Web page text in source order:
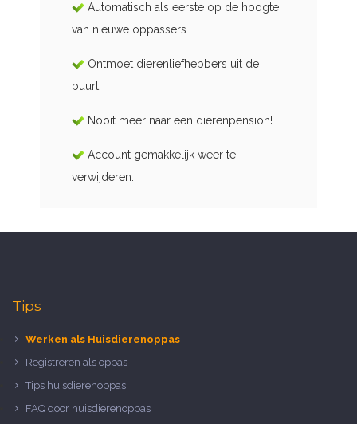
Automatisch als eerste op de hoogte
van nieuwe oppassers.
Ontmoet dierenliefhebbers uit de
buurt.
Nooit meer naar een dierenpension!
Account gemakkelijk weer te
verwijderen.
Tips
Werken als Huisdierenoppas
Registreren als oppas
Tips huisdierenoppas
FAQ door huisdierenoppas